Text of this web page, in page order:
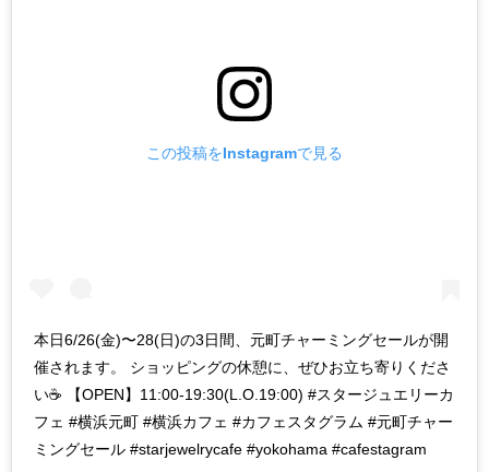
この投稿をInstagramで見る
本日6/26(金)〜28(日)の3日間、元町チャーミングセールが開
催されます。 ショッピングの休憩に、ぜひお立ち寄りくださ
い☕️ 【OPEN】11:00-19:30(L.O.19:00) #スタージュエリーカ
フェ #横浜元町 #横浜カフェ #カフェスタグラム #元町チャー
ミングセール #starjewelrycafe #yokohama #cafestagram